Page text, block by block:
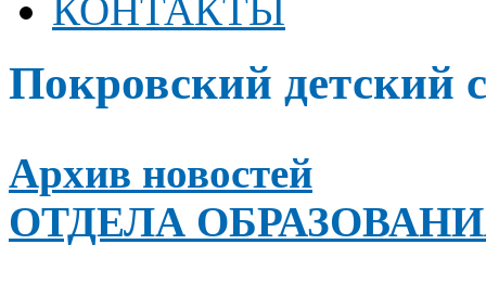
КОНТАКТЫ
Покровский детский
Архив новостей
ОТДЕЛА